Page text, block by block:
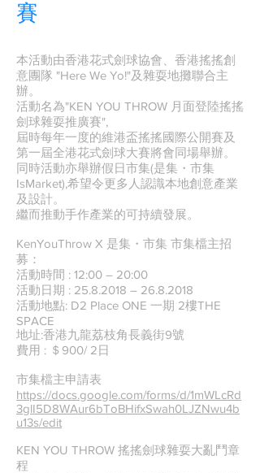
賽
本活動由香港花式劍球協會、香港搖搖創
意團隊 "Here We Yo!"及雜耍地攤聯合主
辦。
活動名為"KEN YOU THROW 月面登陸搖搖
劍球雜耍推廣賽",
屆時每年一度的維港盃搖搖國際公開賽及
第一屆全港花式劍球大賽將會同場舉辦。
同時活動亦舉辦假日市集(是集・市集
IsMarket),希望令更多人認識本地創意產業
及設計。
繼而推動手作產業的可持續發展。
KenYouThrow X 是集・市集 市集檔主招
募：
活動時間 : 12:00 – 20:00
活動日期 : 25.8.2018 – 26.8.2018
活動地點: D2 Place ONE 一期 2樓THE
SPACE
地址:香港九龍荔枝角長義街9號
費用 : ＄900/ 2日
市集檔主申請表
https://docs.google.com/forms/d/1mWLcRd
3glI5D8WAur6bToBHifxSwah0LJZNwu4b
u13s/edit
KEN YOU THROW 搖搖劍球雜耍大亂鬥章
程